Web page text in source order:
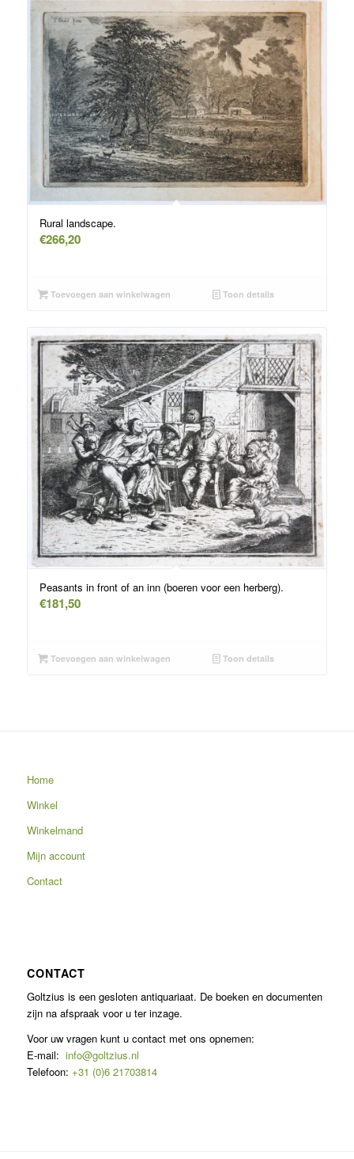
Rural landscape.
€266,20
Toevoegen aan winkelwagen Toon details
Peasants in front of an inn (boeren voor een herberg).
€181,50
Toevoegen aan winkelwagen Toon details
Home
Winkel
Winkelmand
Mijn account
Contact
CONTACT
Goltzius is een gesloten antiquariaat. De boeken en documenten
zijn na afspraak voor u ter inzage.
Voor uw vragen kunt u contact met ons opnemen:
E-mail: info@goltzius.nl
Telefoon: +31 (0)6 21703814